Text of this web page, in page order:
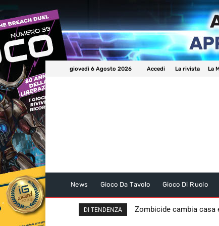
giovedì 6 Agosto 2026 Accedi La rivista La
News Gioco Da Tavolo Gioco Di Ruolo
DI TENDENZA Zombicide cambia casa